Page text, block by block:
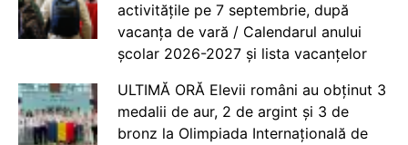
activitățile pe 7 septembrie, după
vacanța de vară / Calendarul anului
școlar 2026-2027 și lista vacanțelor
ULTIMĂ ORĂ Elevii români au obținut 3
medalii de aur, 2 de argint și 3 de
bronz la Olimpiada Internațională de